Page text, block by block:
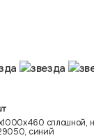
сплошной,
синий